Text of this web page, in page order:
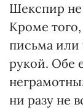
Шекспир не
Кроме
письма или
рукой. Обе
ни разу не